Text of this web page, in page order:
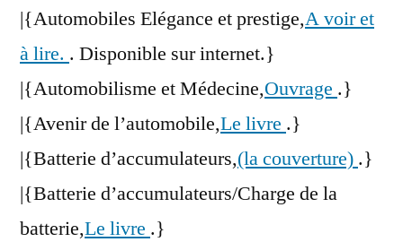
|{Automobiles Elégance et prestige,A voir et
à lire. . Disponible sur internet.}
|{Automobilisme et Médecine,Ouvrage .}
|{Avenir de l’automobile,Le livre .}
|{Batterie d’accumulateurs,(la couverture) .}
|{Batterie d’accumulateurs/Charge de la
batterie,Le livre .}